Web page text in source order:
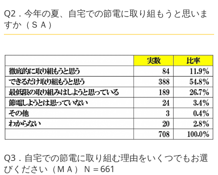
Q2．今年の夏、自宅での節電に取り組もうと思いま
すか（ＳＡ）
Q3．自宅での節電に取り組む理由をいくつでもお選
びください（ＭＡ）Ｎ＝661